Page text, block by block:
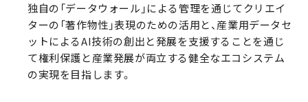
独自の「データウォール」による管理を通じてクリエイ
ターの「著作物性」表現のための活用と、産業用データセ
ットによるAI技術の創出と発展を支援することを通じ
て権利保護と産業発展が両立する健全なエコシステム
の実現を目指します。